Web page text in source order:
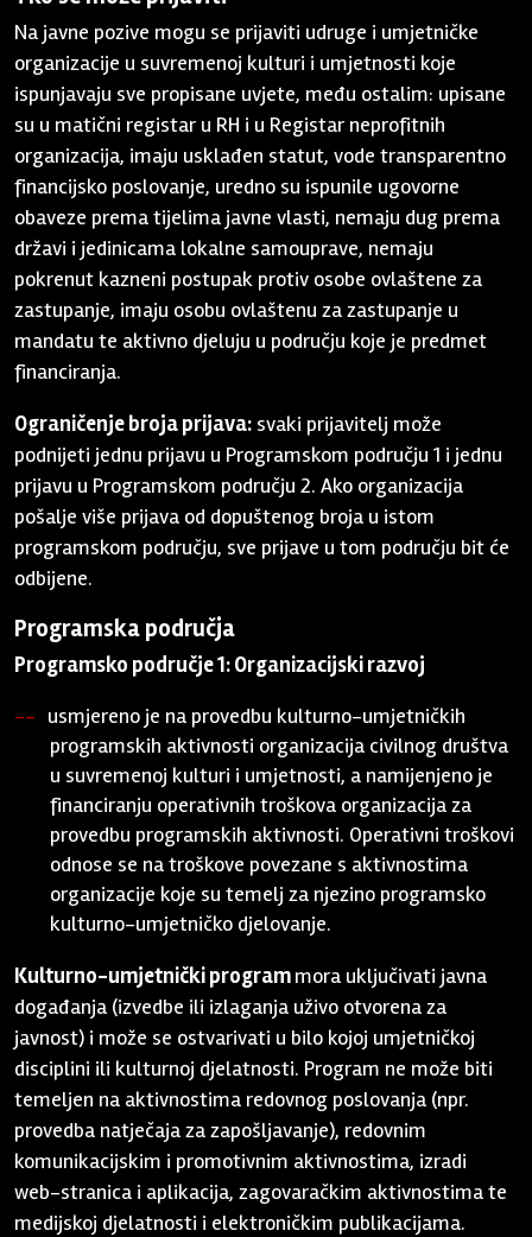
Na javne pozive mogu se prijaviti udruge i umjetničke
organizacije u suvremenoj kulturi i umjetnosti koje
ispunjavaju sve propisane uvjete, među ostalim: upisane
su u matični registar u RH i u Registar neprofitnih
organizacija, imaju usklađen statut, vode transparentno
financijsko poslovanje, uredno su ispunile ugovorne
obaveze prema tijelima javne vlasti, nemaju dug prema
državi i jedinicama lokalne samouprave, nemaju
pokrenut kazneni postupak protiv osobe ovlaštene za
zastupanje, imaju osobu ovlaštenu za zastupanje u
mandatu te aktivno djeluju u području koje je predmet
financiranja.
Ograničenje broja prijava: svaki prijavitelj može
podnijeti jednu prijavu u Programskom području 1 i jednu
prijavu u Programskom području 2. Ako organizacija
pošalje više prijava od dopuštenog broja u istom
programskom području, sve prijave u tom području bit će
odbijene.
Programska područja
Programsko područje 1: Organizacijski razvoj
usmjereno je na provedbu kulturno-umjetničkih
programskih aktivnosti organizacija civilnog društva
u suvremenoj kulturi i umjetnosti, a namijenjeno je
financiranju operativnih troškova organizacija za
provedbu programskih aktivnosti. Operativni troškovi
odnose se na troškove povezane s aktivnostima
organizacije koje su temelj za njezino programsko
kulturno-umjetničko djelovanje.
Kulturno-umjetnički programmora uključivati javna
događanja (izvedbe ili izlaganja uživo otvorena za
javnost) i može se ostvarivati u bilo kojoj umjetničkoj
disciplini ili kulturnoj djelatnosti. Program ne može biti
temeljen na aktivnostima redovnog poslovanja (npr.
provedba natječaja za zapošljavanje), redovnim
komunikacijskim i promotivnim aktivnostima, izradi
web-stranica i aplikacija, zagovaračkim aktivnostima te
medijskoj djelatnosti i elektroničkim publikacijama.